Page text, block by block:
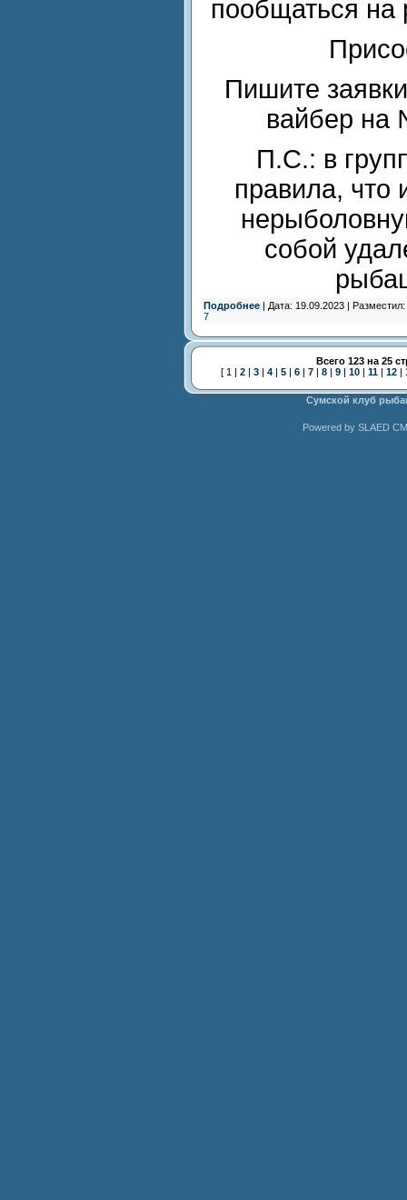
пообщаться на
Пишите
вайбер
П.С.: в
правила, что
собой
Подробнее | Дата: 19.09.2023 | Разместил:
7
Всего 123 на 25
[ 1 | 2 | 3 | 4 | 5 | 6 | 7 | 8 | 9 | 10 | 11 | 12 |
Сумской клуб
Powered by SLAED